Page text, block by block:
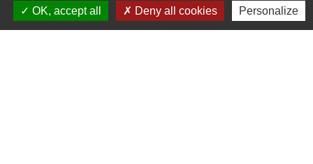
OK, accept all
Deny all cookies Personalize